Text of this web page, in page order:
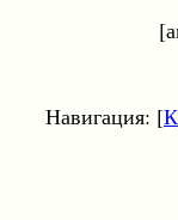
Навигация: [К